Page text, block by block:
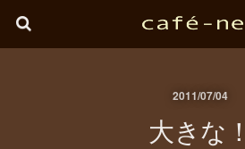
2011/07/04
大きな！